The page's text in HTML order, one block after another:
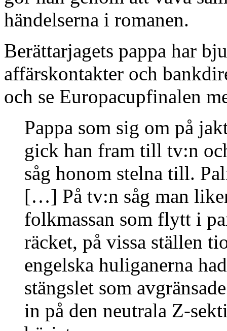
händelserna i romanen.
Berättarjagets pappa har
affärskontakter och
och se Europacupfinalen
Pappa som sig om på
gick han fram till tv:n
såg honom stelna till.
[…] På tv:n såg man
folkmassan som flytt i
räcket, på vissa ställen
engelska huliganerna
stängslet som
in på den neutrala Z-